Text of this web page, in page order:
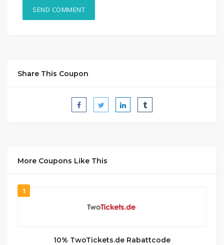
Share This Coupon
More Coupons Like This
1
10% TwoTickets.de Rabattcode